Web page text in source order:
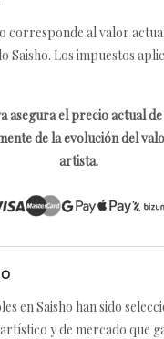
corresponde al valor
Saisho. Los impuestos
asegura el precio actual
de la evolución del
artista.
en Saisho han sido
y de mercado que